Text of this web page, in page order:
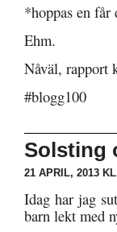
*hoppas en får
Ehm.
Nåväl, rapport
#blogg100
Solsting
21 APRIL, 2013
Idag har jag
barn lekt med